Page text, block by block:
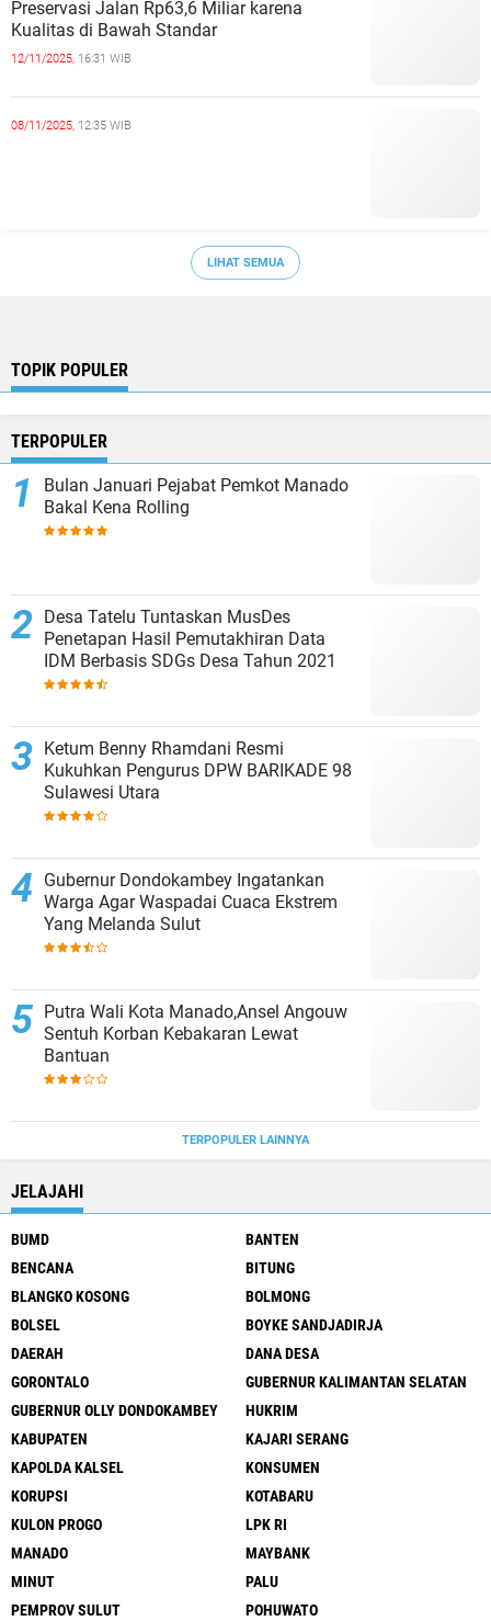
Preservasi Jalan Rp63,6 Miliar karena
Kualitas di Bawah Standar
12/11/2025, 16:31 WIB
08/11/2025, 12:35 WIB
LIHAT SEMUA
TOPIK POPULER
TERPOPULER
Bulan Januari Pejabat Pemkot Manado
Bakal Kena Rolling
Desa Tatelu Tuntaskan MusDes
Penetapan Hasil Pemutakhiran Data
IDM Berbasis SDGs Desa Tahun 2021
Ketum Benny Rhamdani Resmi
Kukuhkan Pengurus DPW BARIKADE 98
Sulawesi Utara
Gubernur Dondokambey Ingatankan
Warga Agar Waspadai Cuaca Ekstrem
Yang Melanda Sulut
Putra Wali Kota Manado,Ansel Angouw
Sentuh Korban Kebakaran Lewat
Bantuan
TERPOPULER LAINNYA
JELAJAHI
BUMD
BANTEN
BENCANA
BITUNG
BLANGKO KOSONG
BOLMONG
BOLSEL
BOYKE SANDJADIRJA
DAERAH
DANA DESA
GORONTALO
GUBERNUR KALIMANTAN SELATAN
GUBERNUR OLLY DONDOKAMBEY
HUKRIM
KABUPATEN
KAJARI SERANG
KAPOLDA KALSEL
KONSUMEN
KORUPSI
KOTABARU
KULON PROGO
LPK RI
MANADO
MAYBANK
MINUT
PALU
PEMPROV SULUT
POHUWATO